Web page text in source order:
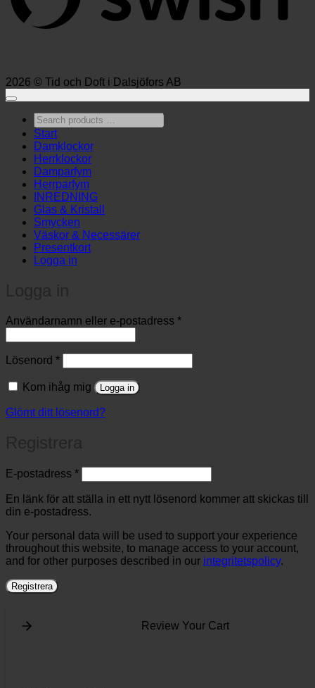
2026 © Tid och Doft i Dalsjöfors AB
Search
products
…
Start
Damklockor
Herrklockor
Damparfym
Herrparfym
INREDNING
Glas & Kristall
Smycken
Väskor & Necessärer
Presentkort
Logga in
Användarnamn eller e-postadress *Obligatoriskt
Lösenord *Obligatoriskt
Kom ihåg mig Logga in
Glömt ditt lösenord?
E-postadress *Obligatoriskt
En länk för att ställa in ett nytt lösenord kommer att skickas till
din e-postadress.
Your personal data will be used to support your experience
throughout this website, to manage access to your account,
and for other purposes described in our integritetspolicy.
Registrera
Review Your Cart